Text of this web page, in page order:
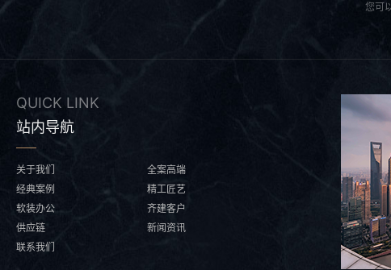
您可
QUICK LINK
站内导航
关于我们
全案高端
经典案例
精工匠艺
软装办公
齐建客户
供应链
新闻资讯
联系我们